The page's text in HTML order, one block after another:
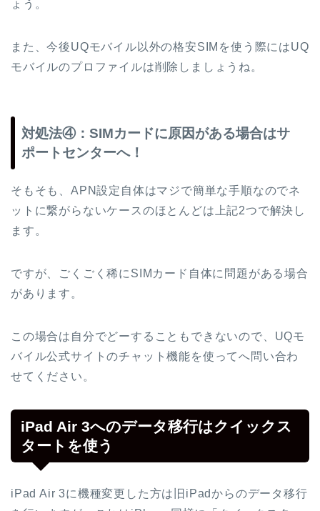
ょう。
また、今後UQモバイル以外の格安SIMを使う際にはUQ
モバイルのプロファイルは削除しましょうね。
対処法④：SIMカードに原因がある場合はサ
ポートセンターへ！
そもそも、APN設定自体はマジで簡単な手順なのでネ
ットに繋がらないケースのほとんどは上記2つで解決し
ます。
ですが、ごくごく稀にSIMカード自体に問題がある場合
があります。
この場合は自分でどーすることもできないので、UQモ
バイル公式サイトのチャット機能を使ってへ問い合わ
せてください。
iPad Air 3へのデータ移行はクイックス
タートを使う
iPad Air 3に機種変更した方は旧iPadからのデータ移行